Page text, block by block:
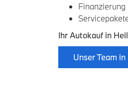
Ihr Autokauf in
Unser Team